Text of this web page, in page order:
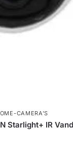
CAMERA’S
Starlight+ IR